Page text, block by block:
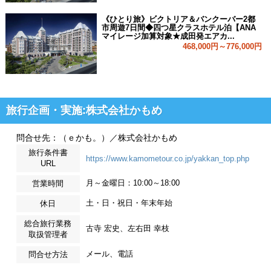
《ひとり旅》ビクトリア＆バンクーバー2都
市周遊7日間◆四つ星クラスホテル泊【ANA
マイレージ加算対象★成田発エアカ...
468,000円～776,000円
旅行企画・実施:株式会社かもめ
問合せ先：（ｅかも。）／株式会社かもめ
旅行条件書
URL
https://www.kamometour.co.jp/yakkan_top.php
営業時間 月～金曜日：10:00～18:00
休日 土・日・祝日・年末年始
総合旅行業務
取扱管理者
古寺 宏史、左右田 幸枝
問合せ方法 メール、電話